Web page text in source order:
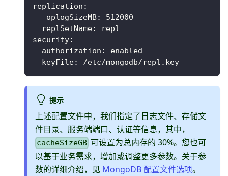
replication :
oplogSizeMB:
512000
replSetName:
repl
security:
authorization :
enabled
keyFile: /etc/mongodb/repl.key
提示
上述配置文件中，我们指定了日志文件、存储文
件目录、服务端端口、认证等信息，其中，
cacheSizeGB 可设置为总内存的 30%。您也可
以基于业务需求，增加或调整更多参数。关于参
数的详细介绍，见 MongoDB 配置文件选项。